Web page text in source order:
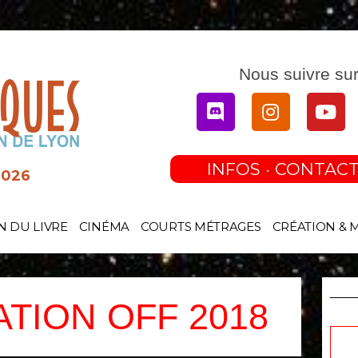
Nous suivre
DiscordInstagram
INFOS ·
DU LIVRE CINÉMA COURTS MÉTRAGES CRÉATION &
OFF 2018